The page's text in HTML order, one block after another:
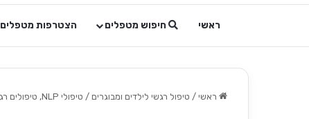
ראשי חיפוש מטפלים הצטרפות מטפלים
ראשי / טיפול רגשי לילדים ומבוגרים / טיפולי NLP, טיפולים רגשיים ויעוץ נטורופתי ברחובות ואונליין - כרמית בר